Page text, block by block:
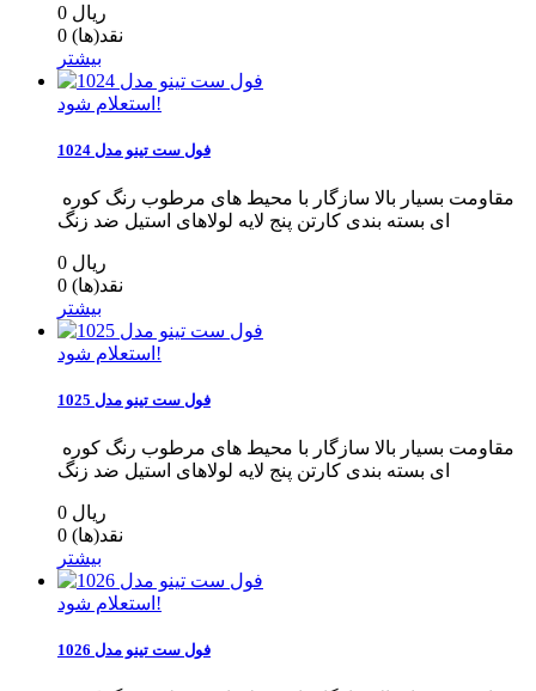
0 ریال
0 نقد(ها)
بیشتر
استعلام شود!
فول ست تینو مدل 1024
ای بسته بندی کارتن پنج لایه لولاهای استیل ضد زنگ
0 ریال
0 نقد(ها)
بیشتر
استعلام شود!
فول ست تینو مدل 1025
ای بسته بندی کارتن پنج لایه لولاهای استیل ضد زنگ
0 ریال
0 نقد(ها)
بیشتر
استعلام شود!
فول ست تینو مدل 1026